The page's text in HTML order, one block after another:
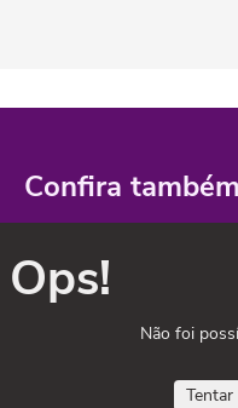
Confira
Ops!
Não foi